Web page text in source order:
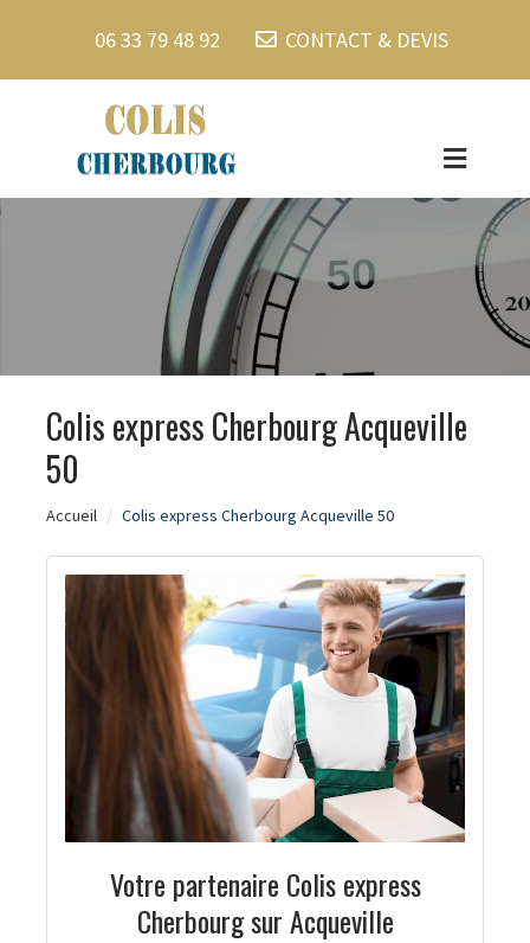
06 33 79 48 92 CONTACT & DEVIS
Colis express Cherbourg Acqueville
50
Accueil Colis express Cherbourg Acqueville 50
Votre partenaire Colis express
Cherbourg sur Acqueville